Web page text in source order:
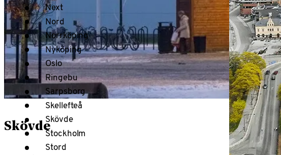
Next
Nord
Norrköping
Nyköping
Oslo
Ringebu
Sarpsborg
Skellefteå
Skövde
Stockholm
Stord
Skövde